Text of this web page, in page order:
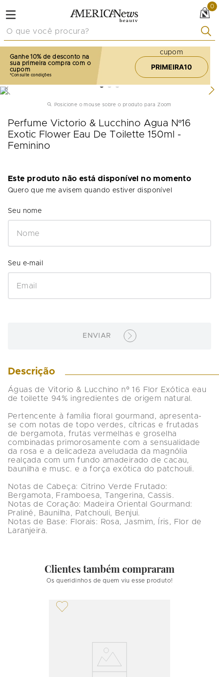
0
Ganhe 10% de desconto na
sua primeira compra com o
cupom
cupom
PRIMEIRA10
Posicione o mouse sobre o produto para Zoom
Perfume Victorio & Lucchino Agua Nº16
Exotic Flower Eau De Toilette 150ml -
Feminino
Este produto não está disponível no momento
Quero que me avisem quando estiver disponível
ENVIAR
Descrição
Águas de Vitorio & Lucchino nº 16 Flor Exótica eau
de toilette 94% ingredientes de origem natural.
Pertencente à família floral gourmand, apresenta-
se com notas de topo verdes, cítricas e frutadas
de bergamota, frutas vermelhas e groselha
combinadas primorosamente com a sensualidade
da rosa e a delicadeza aveludada da magnólia
realçada com um fundo amadeirado de cacau,
baunilha e musc. e a força exótica do patchouli.
Notas de Cabeça: Citrino Verde Frutado:
Bergamota, Framboesa, Tangerina, Cassis.
Notas de Coração: Madeira Oriental Gourmand:
Praliné, Baunilha, Patchouli, Benjui.
Notas de Base: Florais: Rosa, Jasmim, Íris, Flor de
Laranjeira.
Clientes também compraram
Os queridinhos de quem viu esse produto!